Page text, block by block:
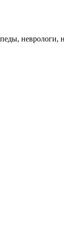
неврологи,